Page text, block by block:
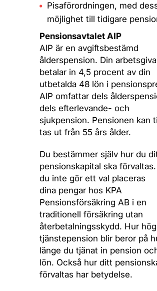
Pisaförordningen, med
möjlighet till tidigare
Pensionsavtalet AIP
AIP är en avgiftsbestämd
ålderspension. Din
betalar in 4,5 procent av din
utbetalda 48 lön i
AIP omfattar dels
dels efterlevande- och
sjukpension. Pensionen kan
tas ut från 55 års ålder.
Du bestämmer själv hur du
pensionskapital ska
du inte gör ett val placeras
dina pengar hos KPA
Pensionsförsäkring AB i en
traditionell försäkring utan
återbetalningsskydd. Hur
tjänstepension blir beror på
länge du tjänat in pension
lön. Också hur ditt
förvaltas har betydelse.